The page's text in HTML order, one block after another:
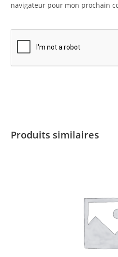
navigateur pour mon prochain
Produits similaires